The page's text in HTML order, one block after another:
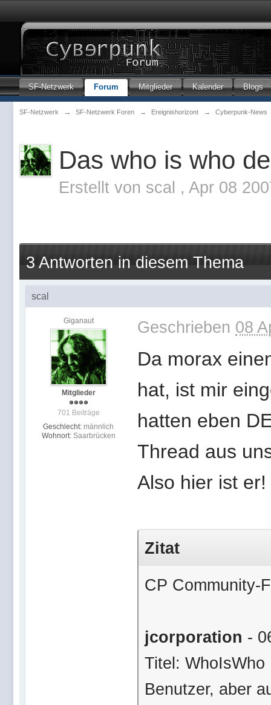
SF-Netzwerk Forum Mitglieder Kalender Blogs
SF-Netzwerk → SF-Netzwerk Foren → Ereignishorizont → Cyberpunk-News
Das who is who
Erstellt von scal , Apr 08
3 Antworten in diesem Thema
scal
Giganaut
Mitglieder
701 Beiträge
Geschlecht: männlich
Wohnort: Saarbrücken
Geschrieben 08
Da morax
hat, ist mir
hatten eben
Thread aus
Also hier ist er!
Zitat
CP Community-
jcorporation -
Titel:
Benutzer, aber